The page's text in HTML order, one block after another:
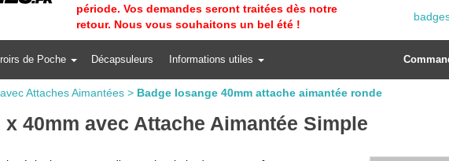
période. Vos demandes seront traitées dès notre
retour. Nous vous souhaitons un bel été !
de Poche Décapsuleurs Informations utiles
Attaches Aimantées > Badge losange 40mm attache aimantée ronde
x 40mm avec Attache Aimantée Simple